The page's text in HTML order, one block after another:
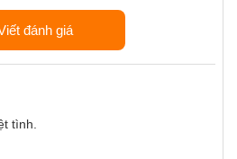
đánh giá
tình.